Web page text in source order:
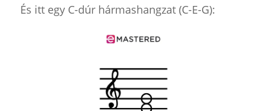
És itt egy C-dúr hármashangzat (C-E-G):